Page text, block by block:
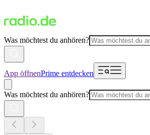
Was möchtest du anhören?
App öffnenPrime entdecken
Was möchtest du anhören?